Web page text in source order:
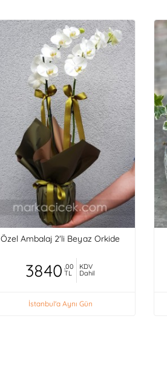
Özel Ambalaj 2'li Beyaz Orkide
3840 ,00
TL
KDV
Dahil
İstanbul'a Aynı Gün